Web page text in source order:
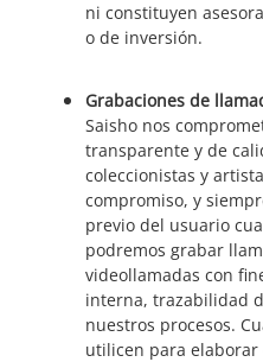
ni constituyen
o de inversión.
Grabaciones de
Saisho nos
transparente y de
coleccionistas y
compromiso, y
previo del usuario
podremos grabar
videollamadas con
interna, trazabilidad
nuestros procesos.
utilicen para elaborar